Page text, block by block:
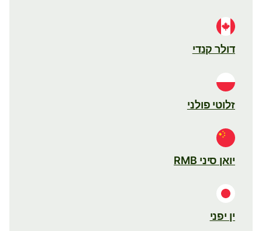
דולר קנדי
זלוטי פולני
יואן סיני RMB
ין יפני